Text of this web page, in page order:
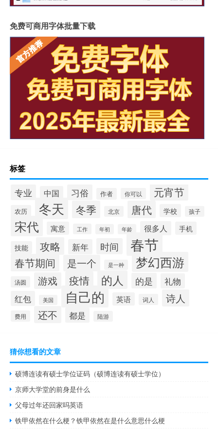
免费可商用字体批量下载
标签
专业 中国 习俗 作者 你可以 元宵节
农历 冬天 冬季 北京 唐代 学校 孩子
宋代 寓意 工作 年初 年龄 很多人 手机
技能 攻略 新年 时间 春节
春节期间 是一个 是一种 梦幻西游
汤圆 游戏 疫情 的人 的是
礼物
红包
美国 自己的 英语 词人 诗人
费用 还不 都是 陆游
猜你想看的文章
硕博连读有硕士学位证码（硕博连读有硕士学位）
京师大学堂的前身是什么
父母过年还回家吗英语
铁甲依然在什么梗？铁甲依然在是什么意思什么梗